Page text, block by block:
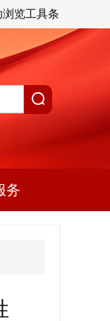
览工具条
务